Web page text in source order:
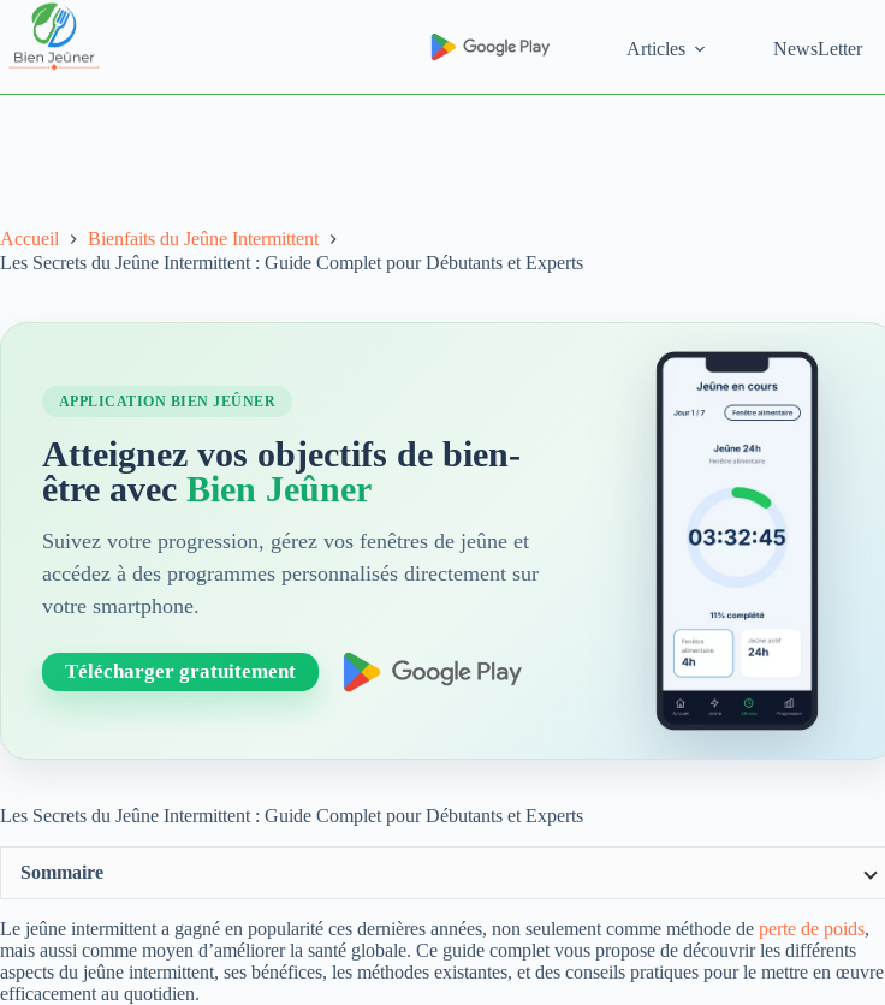
Articles NewsLetter
Accueil
Bienfaits du Jeûne Intermittent
Les Secrets du Jeûne Intermittent : Guide Complet pour Débutants et Experts
APPLICATION BIEN JEÛNER
Atteignez vos objectifs de bien-
être avec Bien Jeûner
Suivez votre progression, gérez vos fenêtres de jeûne et
accédez à des programmes personnalisés directement sur
votre smartphone.
Télécharger gratuitement
Les Secrets du Jeûne Intermittent : Guide Complet pour Débutants et Experts
Sommaire
Le jeûne intermittent a gagné en popularité ces dernières années, non seulement comme méthode de perte de poids,
mais aussi comme moyen d’améliorer la santé globale. Ce guide complet vous propose de découvrir les différents
aspects du jeûne intermittent, ses bénéfices, les méthodes existantes, et des conseils pratiques pour le mettre en œuvre
efficacement au quotidien.